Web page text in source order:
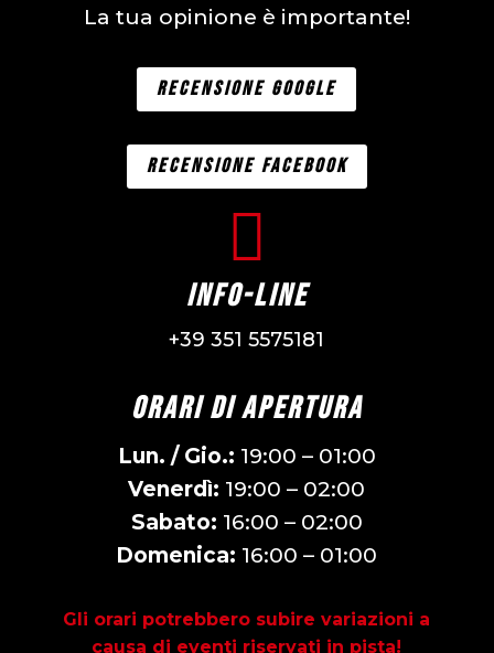
La tua opinione è importante!
RECENSIONE GOOGLE
RECENSIONE FACEBOOK

Info-Line
+39 351 5575181
ORARI DI APERTURA
Lun. / Gio.: 19:00 – 01:00
Venerdì: 19:00 – 02:00
Sabato: 16:00 – 02:00
Domenica: 16:00 – 01:00
Gli orari potrebbero subire variazioni a
causa di eventi riservati in pista!